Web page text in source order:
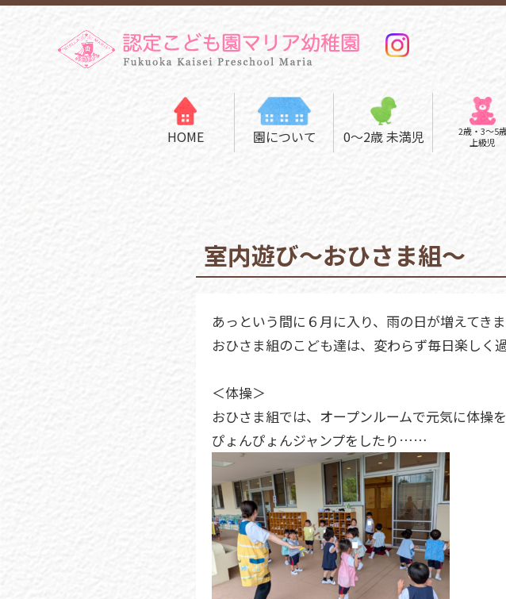
HOME 園について
教育方針
教育
防犯･広さ
0～2歳 未満児
年間行事
募集要項
2歳・3〜5
上級児
募集要項
室内遊び～おひさま組～
あっという間に６月に入り、雨の日が増えてき
おひさま組のこども達は、変わらず毎日楽しく
＜体操＞
おひさま組では、オープンルームで元気に体操
ぴょんぴょんジャンプをしたり……